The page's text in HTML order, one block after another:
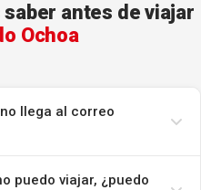
antes de viajar
Ochoa
llega al correo
puedo viajar, ¿puedo